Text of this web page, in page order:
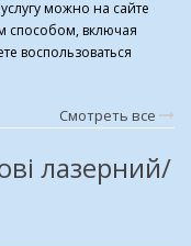
можно на сайте
способом, включая
воспользоваться
Смотреть все
лазерний/